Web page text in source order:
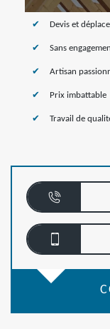
Devis et
Sans
Artisan
Prix imbattable
Travail de